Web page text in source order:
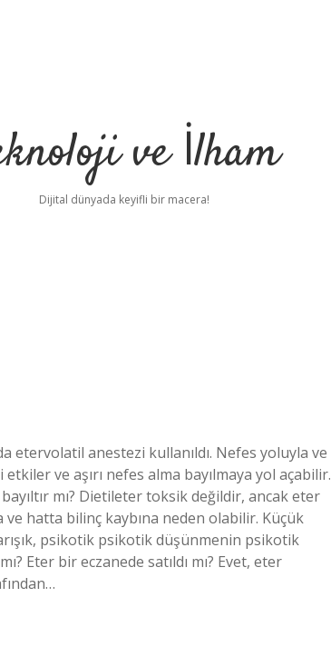
ve İlham
Dijital dünyada keyifli bir macera!
etervolatil anestezi kullanıldı. Nefes yoluyla ve
ve aşırı nefes alma bayılmaya yol açabilir.
mı? Dietileter toksik değildir, ancak eter
ve hatta bilinç kaybına neden olabilir. Küçük
psikotik psikotik düşünmenin psikotik
Eter bir eczanede satıldı mı? Evet, eter